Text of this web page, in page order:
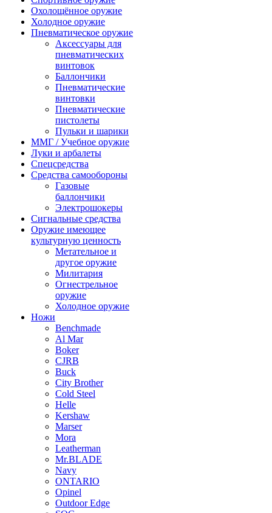
Охолощённое оружие
Холодное оружие
Пневматическое оружие
Аксессуары для
пневматических
винтовок
Баллончики
Пневматические
винтовки
Пневматические
пистолеты
Пульки и шарики
ММГ / Учебное оружие
Луки и арбалеты
Спецсредства
Средства самообороны
Газовые
баллончики
Электрошокеры
Сигнальные средства
Оружие имеющее
культурную ценность
Метательное и
другое оружие
Милитария
Огнестрельное
оружие
Холодное оружие
Ножи
Benchmade
Al Mar
Boker
CJRB
Buck
City Brother
Cold Steel
Helle
Kershaw
Marser
Mora
Leatherman
Mr.BLADE
Navy
ONTARIO
Opinel
Outdoor Edge